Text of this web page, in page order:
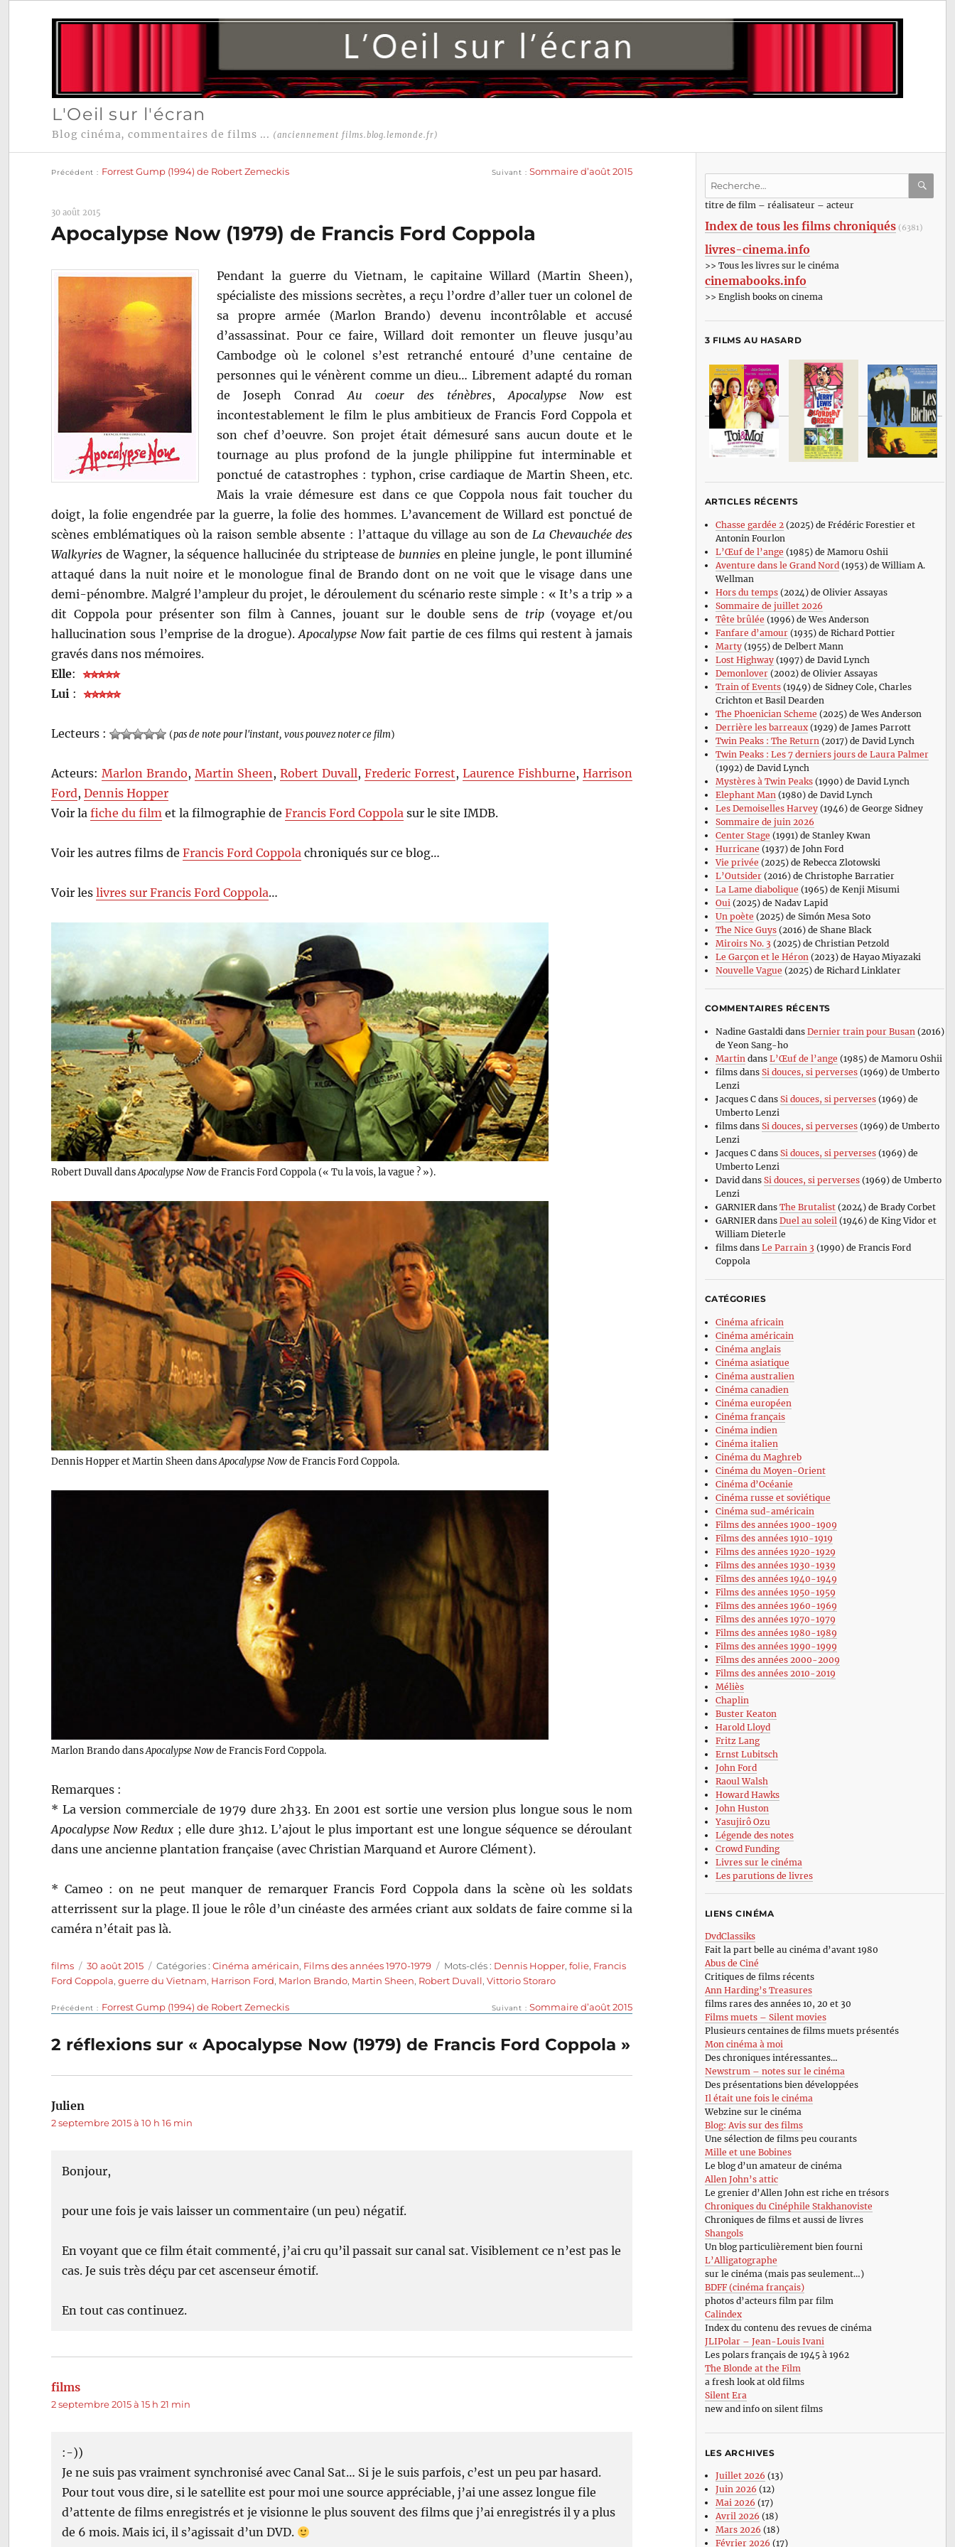
L'Oeil sur l'écran
Blog cinéma, commentaires de films ... (anciennement films.blog.lemonde.fr)
Navigation
l’article
Précédent Forrest Gump (1994) de Robert Zemeckis Suivant Sommaire d’août 2015
30 août 2015
Apocalypse Now (1979) de Francis Ford Coppola
Pendant la guerre du Vietnam, le capitaine Willard (Martin Sheen),
spécialiste des missions secrètes, a reçu l’ordre d’aller tuer un colonel de
sa propre armée (Marlon Brando) devenu incontrôlable et accusé
d’assassinat. Pour ce faire, Willard doit remonter un fleuve jusqu’au
Cambodge où le colonel s’est retranché entouré d’une centaine de
personnes qui le vénèrent comme un dieu… Librement adapté du roman
de Joseph ConradAu coeur des ténèbres, Apocalypse Nowest
incontestablement le film le plus ambitieux de Francis Ford Coppola et
son chef d’oeuvre. Son projet était démesuré sans aucun doute et le
tournage au plus profond de la jungle philippine fut interminable et
ponctué de catastrophes : typhon, crise cardiaque de Martin Sheen, etc.
Mais la vraie démesure est dans ce que Coppola nous fait toucher du
doigt, la folie engendrée par la guerre, la folie des hommes. L’avancement de Willard est ponctué de
scènes emblématiques où la raison semble absente : l’attaque du village au son de La Chevauchée des
Walkyries de Wagner, la séquence hallucinée du striptease de bunnies en pleine jungle, le pont illuminé
attaqué dans la nuit noire et le monologue final de Brando dont on ne voit que le visage dans une
demi-pénombre. Malgré l’ampleur du projet, le déroulement du scénario reste simple : « It’s a trip » a
dit Coppola pour présenter son film à Cannes, jouant sur le double sens de trip(voyage et/ou
hallucination sous l’emprise de la drogue).Apocalypse Nowfait partie de ces films qui restent à jamais
gravés dans nos mémoires.
Elle:
Lui :
Lecteurs : (pas de note pour l'instant, vous pouvez noter ce film)
Acteurs:Marlon Brando,Martin Sheen ,Robert Duvall,Frederic Forrest,Laurence Fishburne,Harrison
Ford,Dennis Hopper
Voir lafiche du film et la filmographie deFrancis Ford Coppola sur le site IMDB.
Voir les autres films deFrancis Ford Coppola chroniqués sur ce blog…
Voir leslivres sur Francis Ford Coppola…
Robert Duvall dansApocalypse Nowde Francis Ford Coppola (« Tu la vois, la vague ? »).
Dennis Hopper et Martin Sheen dansApocalypse Nowde Francis Ford Coppola.
Marlon Brando dansApocalypse Nowde Francis Ford Coppola.
Remarques :
* La version commerciale de 1979 dure 2h33. En 2001 est sortie une version plus longue sous le nom
Apocalypse Now Redux ; elle dure 3h12. L’ajout le plus important est une longue séquence se déroulant
dans une ancienne plantation française (avec Christian Marquand et Aurore Clément).
* Cameo : on ne peut manquer de remarquer Francis Ford Coppola dans la scène où les soldats
atterrissent sur la plage. Il joue le rôle d’un cinéaste des armées criant aux soldats de faire comme si la
caméra n’était pas là.
Auteur
films
Publié
le
30 août 2015 Catégories
Catégories :Cinéma américain, Films des années 1970-1979 Étiquettes
Mots-clés : Dennis Hopper,folie, Francis
Ford Coppola,guerre du Vietnam, Harrison Ford, Marlon Brando, Martin Sheen, Robert Duvall,Vittorio Storaro
Navigation
de
l’article
Précédent
Publication
Forrest Gump (1994) de Robert Zemeckis Suivant
Publication
Sommaire d’août 2015
2 réflexions sur « Apocalypse Now (1979) de Francis Ford Coppola »
Julien
2 septembre 2015 à 10 h 16 min
Bonjour,
pour une fois je vais laisser un commentaire (un peu) négatif.
En voyant que ce film était commenté, j’ai cru qu’il passait sur canal sat. Visiblement ce n’est pas le
cas. Je suis très déçu par cet ascenseur émotif.
En tout cas continuez.
films
2 septembre 2015 à 15 h 21 min
:-))
Je ne suis pas vraiment synchronisé avec Canal Sat… Si je le suis parfois, c’est un peu par hasard.
Pour tout vous dire, si le satellite est pour moi une source appréciable, j’ai une assez longue file
d’attente de films enregistrés et je visionne le plus souvent des films que j’ai enregistrés il y a plus
de 6 mois. Mais ici, il s’agissait d’un DVD.
Recherche
:titre de film – réalisateur – acteur
Index de tous les films chroniqués (6381)
livres-cinema.info
>> Tous les livres sur le cinéma
cinemabooks.info
>> English books on cinema
3 FILMS AU HASARD
ARTICLES RÉCENTS
Chasse gardée 2(2025) de Frédéric Forestier et
Antonin Fourlon
L’Œuf de l’ange (1985) de Mamoru Oshii
Aventure dans le Grand Nord(1953) de William A.
Wellman
Hors du temps(2024) de Olivier Assayas
Sommaire de juillet 2026
Tête brûlée (1996) de Wes Anderson
Fanfare d’amour(1935) de Richard Pottier
Marty(1955) de Delbert Mann
Lost Highway(1997) de David Lynch
Demonlover(2002) de Olivier Assayas
Train of Events(1949) de Sidney Cole, Charles
Crichton et Basil Dearden
The Phoenician Scheme (2025) de Wes Anderson
Derrière les barreaux(1929) de James Parrott
Twin Peaks : The Return(2017) de David Lynch
Twin Peaks : Les 7 derniers jours de Laura Palmer
(1992) de David Lynch
Mystères à Twin Peaks(1990) de David Lynch
Elephant Man(1980) de David Lynch
Les Demoiselles Harvey(1946) de George Sidney
Sommaire de juin 2026
Center Stage (1991) de Stanley Kwan
Hurricane (1937) de John Ford
Vie privée (2025) de Rebecca Zlotowski
L’Outsider(2016) de Christophe Barratier
La Lame diabolique (1965) de Kenji Misumi
Oui(2025) de Nadav Lapid
Un poète (2025) de Simón Mesa Soto
The Nice Guys(2016) de Shane Black
Miroirs No. 3 (2025) de Christian Petzold
Le Garçon et le Héron(2023) de Hayao Miyazaki
Nouvelle Vague (2025) de Richard Linklater
COMMENTAIRES RÉCENTS
Nadine Gastaldi dans Dernier train pour Busan (2016)
de Yeon Sang-ho
Martin dans L’Œuf de l’ange (1985) de Mamoru Oshii
filmsdans Si douces, si perverses(1969) de Umberto
Lenzi
Jacques Cdans Si douces, si perverses(1969) de
Umberto Lenzi
filmsdans Si douces, si perverses(1969) de Umberto
Lenzi
Jacques Cdans Si douces, si perverses(1969) de
Umberto Lenzi
David dans Si douces, si perverses(1969) de Umberto
Lenzi
GARNIERdans The Brutalist(2024) de Brady Corbet
GARNIERdans Duel au soleil (1946) de King Vidor et
William Dieterle
filmsdans Le Parrain 3 (1990) de Francis Ford
Coppola
CATÉGORIES
Cinéma africain
Cinéma américain
Cinéma anglais
Cinéma asiatique
Cinéma australien
Cinéma canadien
Cinéma européen
Cinéma français
Cinéma indien
Cinéma italien
Cinéma du Maghreb
Cinéma du Moyen-Orient
Cinéma d’Océanie
Cinéma russe et soviétique
Cinéma sud-américain
Films des années 1900-1909
Films des années 1910-1919
Films des années 1920-1929
Films des années 1930-1939
Films des années 1940-1949
Films des années 1950-1959
Films des années 1960-1969
Films des années 1970-1979
Films des années 1980-1989
Films des années 1990-1999
Films des années 2000-2009
Films des années 2010-2019
Méliès
Chaplin
Buster Keaton
Harold Lloyd
Fritz Lang
Ernst Lubitsch
John Ford
Raoul Walsh
Howard Hawks
John Huston
Yasujirô Ozu
Légende des notes
Crowd Funding
Livres sur le cinéma
Les parutions de livres
LIENS CINÉMA
DvdClassiks
Fait la part belle au cinéma d’avant 1980
Abus de Ciné
Critiques de films récents
Ann Harding’s Treasures
films rares des années 10, 20 et 30
Films muets – Silent movies
Plusieurs centaines de films muets présentés
Mon cinéma à moi
Des chroniques intéressantes…
Newstrum – notes sur le cinéma
Des présentations bien développées
Il était une fois le cinéma
Webzine sur le cinéma
Blog: Avis sur des films
Une sélection de films peu courants
Mille et une Bobines
Le blog d’un amateur de cinéma
Allen John’s attic
Le grenier d’Allen John est riche en trésors
Chroniques du Cinéphile Stakhanoviste
Chroniques de films et aussi de livres
Shangols
Un blog particulièrement bien fourni
L’Alligatographe
sur le cinéma (mais pas seulement…)
BDFF (cinéma français)
photos d’acteurs film par film
Calindex
Index du contenu des revues de cinéma
JLIPolar – Jean-Louis Ivani
Les polars français de 1945 à 1962
The Blonde at the Film
a fresh look at old films
Silent Era
new and info on silent films
LES ARCHIVES
Juillet 2026 (13)
Juin 2026 (12)
Mai 2026 (17)
Avril 2026 (18)
Mars 2026 (18)
Février 2026 (17)